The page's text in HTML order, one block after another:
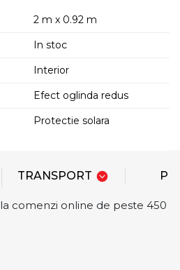
2 m x 0.92 m
In stoc
Interior
Efect oglinda redus
Protectie solara
TRANSPORT
la comenzi online de peste 450